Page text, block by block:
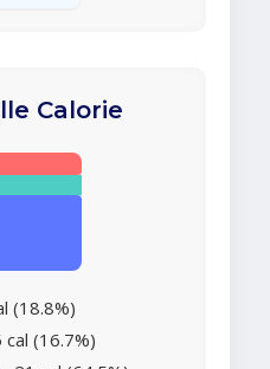
Calorie
(18.8%)
cal (16.7%)